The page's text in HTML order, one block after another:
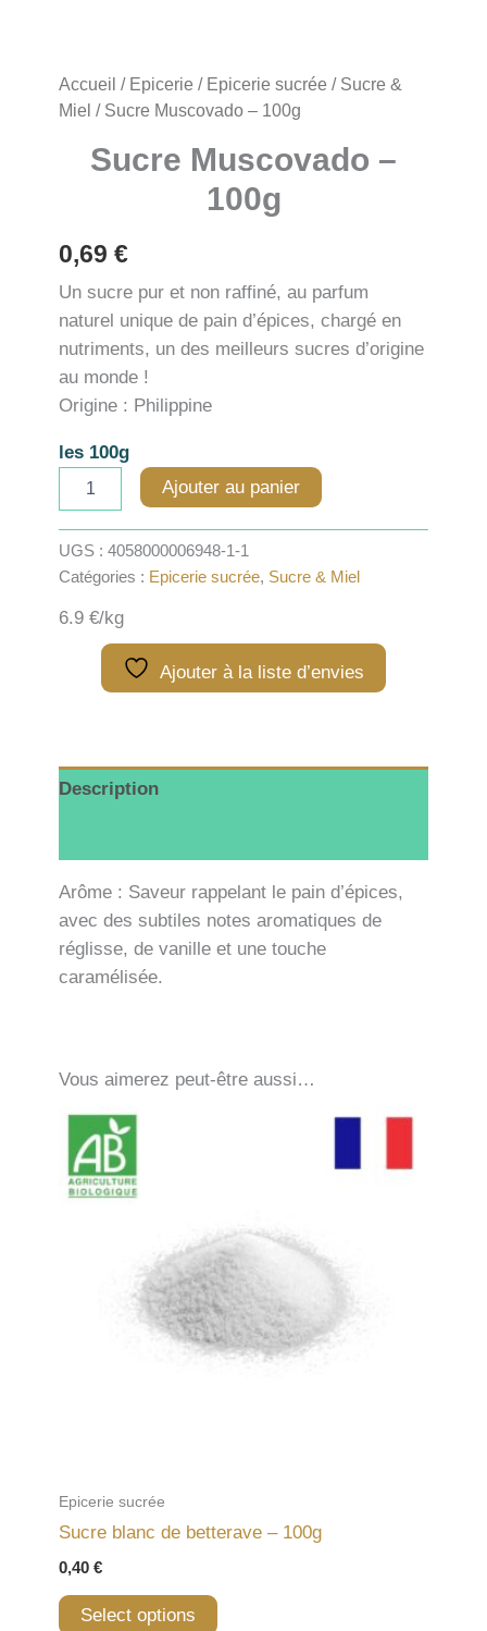
Accueil / Epicerie / Epicerie sucrée / Sucre &
Miel / Sucre Muscovado – 100g
Sucre Muscovado –
100g
0,69 €
Un sucre pur et non raffiné, au parfum
naturel unique de pain d’épices, chargé en
nutriments, un des meilleurs sucres d’origine
au monde !
Origine : Philippine
les 100g
Muscovado
100g
Ajouter au panier
UGS : 4058000006948-1-1
Catégories : Epicerie sucrée, Sucre & Miel
6.9 €/kg
Ajouter à la liste d’envies
Description
Arôme : Saveur rappelant le pain d’épices,
avec des subtiles notes aromatiques de
réglisse, de vanille et une touche
caramélisée.
Vous aimerez peut-être aussi…
Epicerie sucrée
Sucre blanc de betterave – 100g
0,40 €
Select options